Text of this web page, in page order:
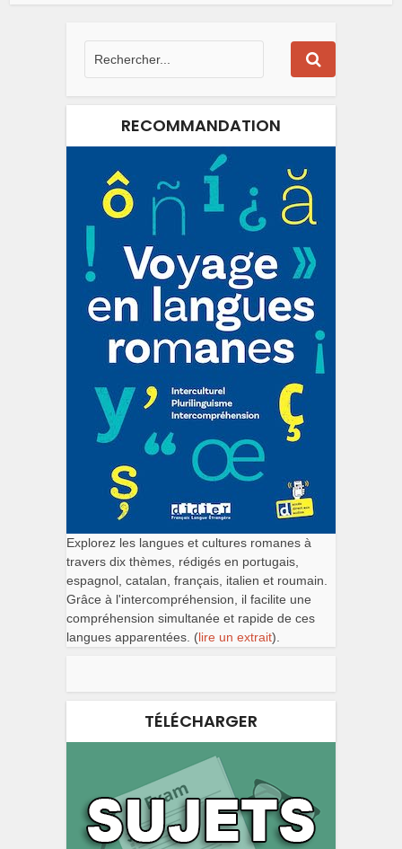
RECOMMANDATION
Explorez les langues et cultures romanes à
travers dix thèmes, rédigés en portugais,
espagnol, catalan, français, italien et roumain.
Grâce à l'intercompréhension, il facilite une
compréhension simultanée et rapide de ces
langues apparentées. (lire un extrait).
TÉLÉCHARGER